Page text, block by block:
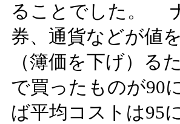
ることでした。
券、通貨などが値
（簿価を下げ）る
で買ったものが90
ば平均コストは95